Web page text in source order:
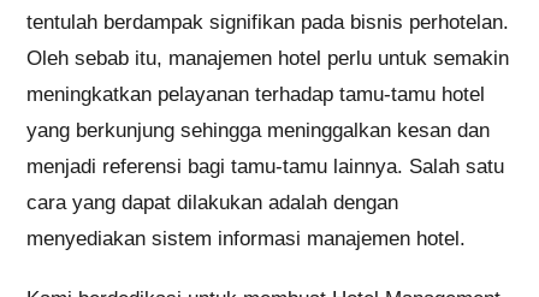
tentulah berdampak signifikan pada bisnis perhotelan.
Oleh sebab itu, manajemen hotel perlu untuk semakin
meningkatkan pelayanan terhadap tamu-tamu hotel
yang berkunjung sehingga meninggalkan kesan dan
menjadi referensi bagi tamu-tamu lainnya. Salah satu
cara yang dapat dilakukan adalah dengan
menyediakan sistem informasi manajemen hotel.